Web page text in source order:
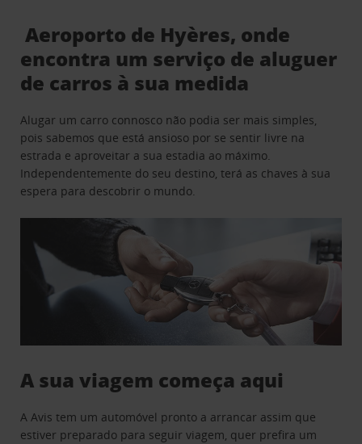
Aeroporto de Hyères, onde
encontra um serviço de aluguer
de carros à sua medida
Alugar um carro connosco não podia ser mais simples,
pois sabemos que está ansioso por se sentir livre na
estrada e aproveitar a sua estadia ao máximo.
Independentemente do seu destino, terá as chaves à sua
espera para descobrir o mundo.
A sua viagem começa aqui
A Avis tem um automóvel pronto a arrancar assim que
estiver preparado para seguir viagem, quer prefira um